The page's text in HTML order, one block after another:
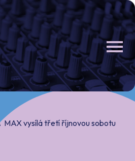
MAX vysílá třetí říjnovou sobotu